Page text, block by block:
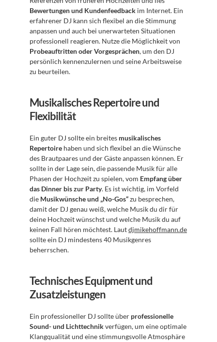
Bewertungen und Kundenfeedback im Internet. Ein
erfahrener DJ kann sich flexibel an die Stimmung
anpassen und auch bei unerwarteten Situationen
Probeauftritten oder Vorgesprächen, um den DJ
persönlich kennenzulernen und seine Arbeitsweise
zu beurteilen.
Musikalisches Repertoire und
Flexibilität
Ein guter DJ sollte ein breites musikalisches
Repertoire haben und sich flexibel an die Wünsche
des Brautpaares und der Gäste anpassen können. Er
sollte in der Lage sein, die passende Musik für alle
Phasen der Hochzeit zu spielen, vom Empfang über
das Dinner bis zur Party. Es ist wichtig, im Vorfeld
die Musikwünsche und „No-Gos“ zu besprechen,
damit der DJ genau weiß, welche Musik du dir für
deine Hochzeit wünschst und welche Musik du auf
keinen Fall hören möchtest. Laut djmikehoffmann.de
sollte ein DJ mindestens 40 Musikgenres
beherrschen.
Technisches Equipment und
Zusatzleistungen
Ein professioneller DJ sollte über professionelle
Sound- und Lichttechnik verfügen, um eine optimale
Klangqualität und eine stimmungsvolle Atmosphäre